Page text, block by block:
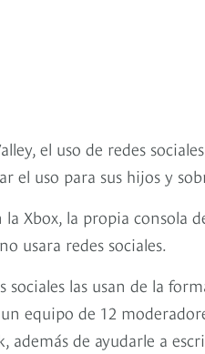
el uso de redes
el uso para sus hijos y
Xbox, la propia consola
usara redes sociales.
las usan de la
equipo de 12
de ayudarle a